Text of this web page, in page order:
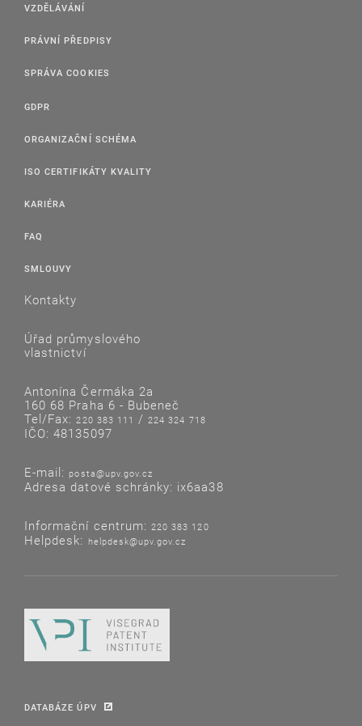
VZDĚLÁVÁNÍ
PRÁVNÍ PŘEDPISY
SPRÁVA COOKIES
GDPR
ORGANIZAČNÍ SCHÉMA
ISO CERTIFIKÁTY KVALITY
KARIÉRA
FAQ
SMLOUVY
Kontakty
Úřad průmyslového
vlastnictví
Antonína Čermáka 2a
160 68 Praha 6 - Bubeneč
Tel/Fax:220 383 111 /224 324 718
IČO: 48135097
E-mail: posta@upv.gov.cz
Adresa datové schránky: ix6aa38
Informační centrum: 220 383 120
Helpdesk: helpdesk@upv.gov.cz
DATABÁZE ÚPV